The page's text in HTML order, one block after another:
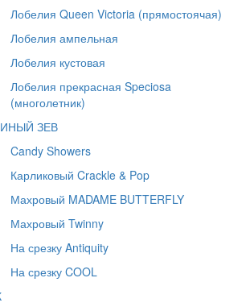
Лобелия Queen Victoria (прямостоячая)
Лобелия ампельная
Лобелия кустовая
Лобелия прекрасная Speciosa
(многолетник)
ЗЕВ
Candy Showers
Карликовый Crackle & Pop
Махровый MADAME BUTTERFLY
Махровый Twinny
На срезку Antiquity
На срезку COOL